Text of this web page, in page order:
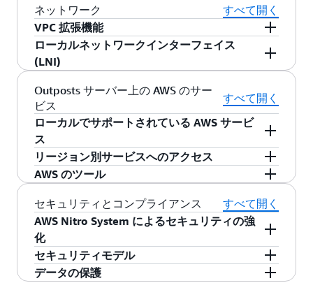
AWS Graviton2 搭載 EC2 インスタンスをサポー
トする 1U サーバーと、第 3 世代のインテル
Xeon スケーラブル搭載 EC2 インスタンスをサポ
ートする 2U サーバーが含まれています。
Amazon EC2 C6gd コンピューティング最適化イ
ンスタンスは、高度なコンピューティング集約
型ワークロードの実行に最適です。これには、
バッチ処理、広告配信、動画エンコーディン
グ、ゲーム、科学的モデリング、分散分析、
CPU ベースの機械学習推論などのワークロード
が含まれます。
Amazon EC2 C6idコンピューティング最適化イ
ンスタンスは、第 3 世代インテル Xeon スケーラ
ブルプロセッサーを搭載しています。C6i インス
タンスは、メモリと vCPU の比率が 2:1 で、イン
スタンスあたり最大 128 個の vCPU をサポート
インスタンスストレージ
:Outpostsサーバーに
は、最大4x 1.9 TBの未フォーマットNVMe SSDイ
ンスタンスストレージがあり、オンプレミスで
のデータアクセスと処理、およびEBSベースの
AMIの起動に使用されるローカルストレージをサ
ポートします。Outposts サーバー上で新しいイ
ンスタンスを起動すると、ストレージはブート
ボリュームとして割り当てられ、データボリュ
ームに使用できる残りのストレージが減少しま
す。
AWS インスタンスストレージを使用して、ディ
スクボリュームをインスタンスに関連付けるこ
とができます。コンテナの場合、永続ボリュー
ムインターフェイスを使用してインスタンスス
トレージを使用できます。複数のディスクまた
は 2 台以上のサーバーにわたるデータボリュー
ネットワーク
すべて開く
VPC 拡張機能
既存の Amazon 仮想プライベートクラウド (VPC)
をオンプレミスの場所にある Outposts サーバー
に、地域 VPC 内でサブネットを作成し、それを
Outposts に関連付けます。これはちょうど、サ
ブネットを AWS リージョン内のアベイラビリテ
ィーゾーンに関連付けるのと同じです。Outpost
サブネット内のインスタンスは、プライベート
IP アドレスを使用して、AWS リージョン内の他
のインスタンスと通信します。これらはすべて
同じ VPC 内にあるものです。
ローカルネットワークインターフェイス
(LNI)
上で AWS サービスエンドポイントのレイヤー 2
プレゼンスを提供する LNI があります。
Outposts サーバー上の AWS のサー
ビス
すべて開く
ローカルでサポートされている AWS サービ
ス
Amazon Elastic Container Service (Amazon ECS)
またはAmazon IoT Greengrassを Outposts サー
バーでローカルに実行し、AWS リージョンに接
続して、そのリージョンで利用できるさまざま
なサービスを利用できます。
リージョン別サービスへのアクセス
AWS Outposts サーバーは、AWS リージョンの
はシームレスに拡張して、AWS リージョンで利
用可能な幅広いサービスに接続できます。プラ
イベートな VPC 環境、例えばインターフェイス
エンドポイント、ゲートウェイエンドポイン
ト、さらにはリージョンのパブリックエンドポ
AWS のツール
AWS CloudTrail、Amazon Elastic Beanstalk、
AWS Cloud9 など、リージョン内で稼働している
AWS ツールにアクセスして、現在クラウド上で
行っているのと同じように Outposts サーバー上
でアプリケーションを実行・管理できます。
セキュリティとコンプライアンス
すべて開く
AWS Nitro System によるセキュリティの強
化
AWS Outposts サーバーはNitro System上に構築
されているため、AWS は Outpost のインスタン
セキュリティモデル
AWS Outposts サーバーには、セキュリティの基
データの保護